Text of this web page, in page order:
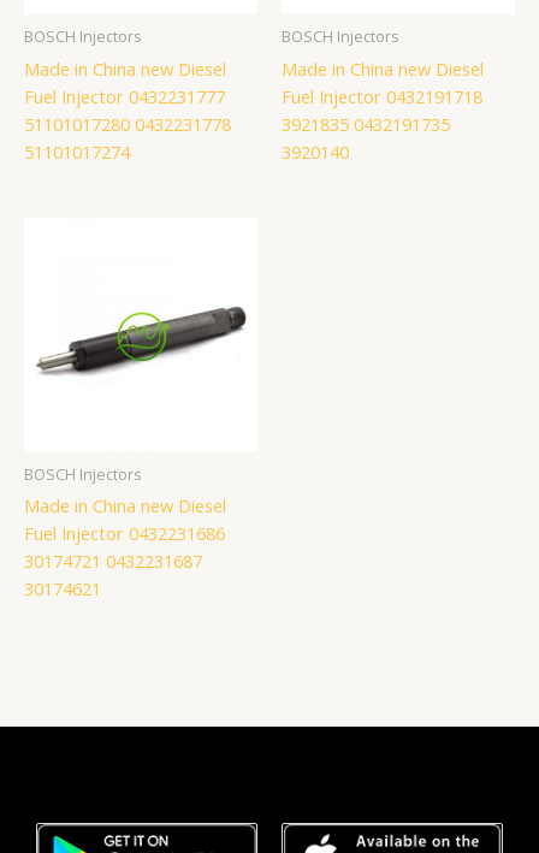
BOSCH Injectors
Made in China new Diesel
Fuel Injector 0432231777
51101017280 0432231778
51101017274
BOSCH Injectors
Made in China new Diesel
Fuel Injector 0432191718
3921835 0432191735
3920140
BOSCH Injectors
Made in China new Diesel
Fuel Injector 0432231686
30174721 0432231687
30174621